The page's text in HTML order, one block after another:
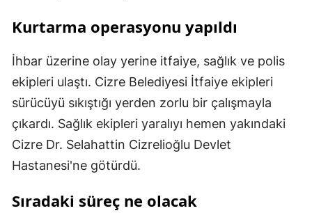
Kurtarma operasyonu yapıldı
İhbar üzerine olay yerine itfaiye, sağlık ve polis
ekipleri ulaştı. Cizre Belediyesi İtfaiye ekipleri
sürücüyü sıkıştığı yerden zorlu bir çalışmayla
çıkardı. Sağlık ekipleri yaralıyı hemen yakındaki
Cizre Dr. Selahattin Cizrelioğlu Devlet
Hastanesi'ne götürdü.
Sıradaki süreç ne olacak